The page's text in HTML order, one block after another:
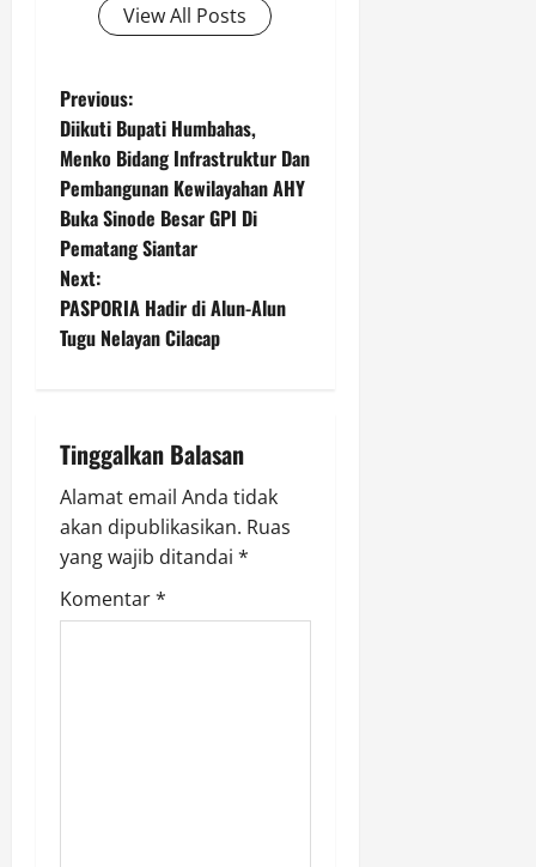
View All Posts
P
o
s
t
n
a
i
g
a
t
Previous:
Diikuti Bupati Humbahas,
Menko Bidang Infrastruktur Dan
Pembangunan Kewilayahan AHY
Buka Sinode Besar GPI Di
Pematang Siantar
Next:
PASPORIA Hadir di Alun-Alun
Tugu Nelayan Cilacap
Tinggalkan Balasan
Alamat email Anda tidak
akan dipublikasikan. Ruas
yang wajib ditandai *
Komentar*